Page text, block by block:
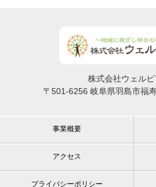
株式会社ウェル
〒501-6256 岐阜県羽島市福
事業概要
アクセス
プライバシーポリシー